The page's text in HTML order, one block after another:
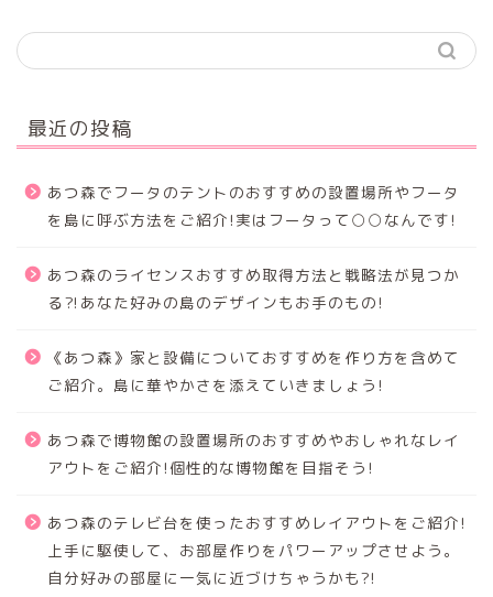
最近の投稿
あつ森でフータのテントのおすすめの設置場所やフータ
を島に呼ぶ方法をご紹介!実はフータって○○なんです!
あつ森のライセンスおすすめ取得方法と戦略法が見つか
る⁈あなた好みの島のデザインもお手のもの!
《あつ森》家と設備についておすすめを作り方を含めて
ご紹介。島に華やかさを添えていきましょう!
あつ森で博物館の設置場所のおすすめやおしゃれなレイ
アウトをご紹介!個性的な博物館を目指そう!
あつ森のテレビ台を使ったおすすめレイアウトをご紹介!
上手に駆使して、お部屋作りをパワーアップさせよう。
自分好みの部屋に一気に近づけちゃうかも?!